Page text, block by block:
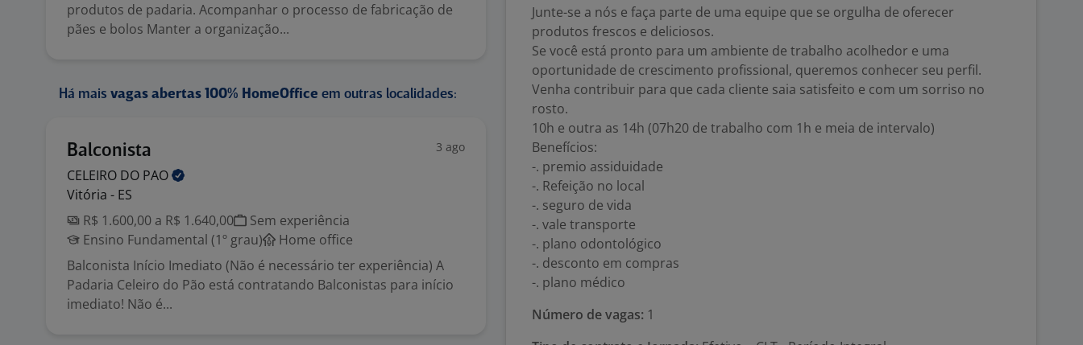
produtos de padaria. Acompanhar o processo de fabricação de
pães e bolos Manter a organização...
Há mais vagas abertas 100% HomeOffice em outras localidades:
Balconista 3 ago
CELEIRO DO PAO
Vitória - ES
R$ 1.600,00 a R$ 1.640,00
Sem experiência
Ensino Fundamental (1º grau)
Home office
Balconista Início Imediato (Não é necessário ter experiência) A
Padaria Celeiro do Pão está contratando Balconistas para início
imediato! Não é...
Junte-se a nós e faça parte de uma equipe que se orgulha de oferecer
produtos frescos e deliciosos.
Se você está pronto para um ambiente de trabalho acolhedor e uma
oportunidade de crescimento profissional, queremos conhecer seu perfil.
Venha contribuir para que cada cliente saia satisfeito e com um sorriso no
rosto.
10h e outra as 14h (07h20 de trabalho com 1h e meia de intervalo)
Benefícios:
-. premio assiduidade
-. Refeição no local
-. seguro de vida
-. vale transporte
-. plano odontológico
-. desconto em compras
-. plano médico
Número de vagas: 1